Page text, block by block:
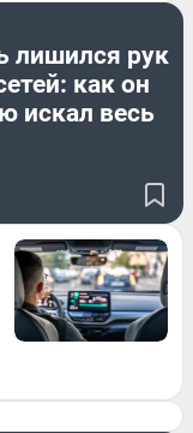
лишился рук
как он
искал весь